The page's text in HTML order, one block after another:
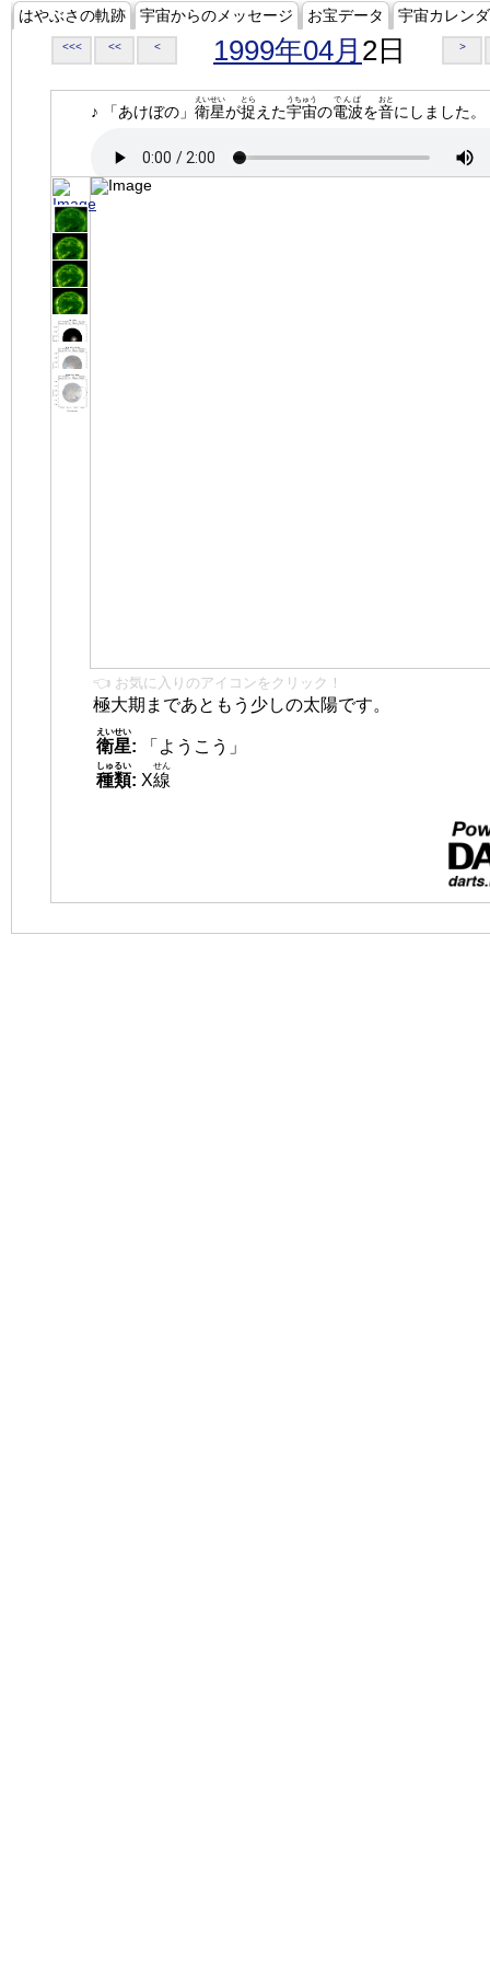
はやぶさの軌跡 宇宙からのメッセージ お宝データ 宇宙カレン
<<< << < 1999年04月 2日 >
♪ 「あけぼの」 衛星
えいせい
が捉
とら
えた宇宙
うちゅう
の電波
でんぱ
を音
おと
にしました。
👈 お気に入りのアイコンをクリック！
極大期まであともう少しの太陽です。
衛星
えいせい
:
「ようこう」
種類
しゅるい
: X線
せん